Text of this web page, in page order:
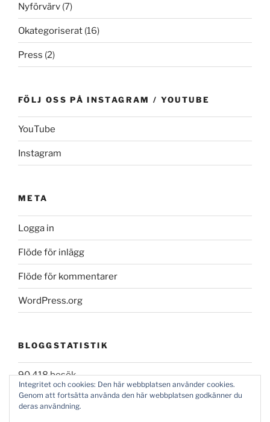
Nyförvärv (7)
Okategoriserat (16)
Press (2)
FÖLJ OSS PÅ INSTAGRAM / YOUTUBE
YouTube
Instagram
META
Logga in
Flöde för inlägg
Flöde för kommentarer
WordPress.org
BLOGGSTATISTIK
90 418 besök
Integritet och cookies: Den här webbplatsen använder cookies.
Genom att fortsätta använda den här webbplatsen godkänner du
deras användning.